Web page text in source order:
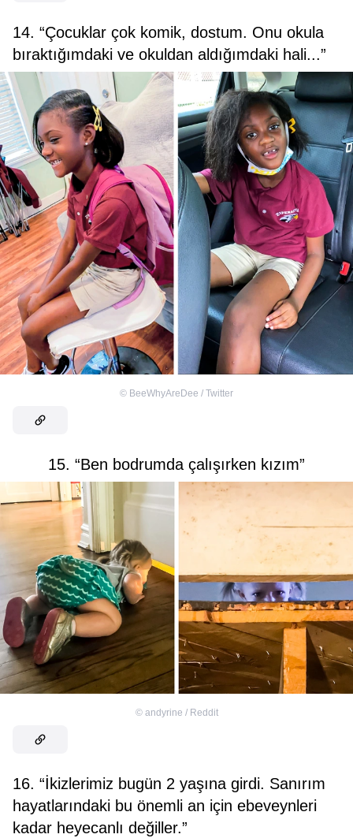
14. “Çocuklar çok komik, dostum. Onu okula
bıraktığımdaki ve okuldan aldığımdaki hali...”
© BeeWhyAreDee / Twitter
15. “Ben bodrumda çalışırken kızım”
© andyrine / Reddit
16. “İkizlerimiz bugün 2 yaşına girdi. Sanırım
hayatlarındaki bu önemli an için ebeveynleri
kadar heyecanlı değiller.”